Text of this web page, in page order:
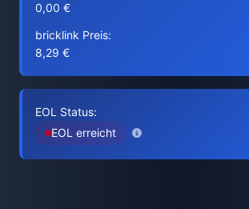
0,00 €
bricklink Preis:
8,29 €
EOL Status:
EOL erreicht